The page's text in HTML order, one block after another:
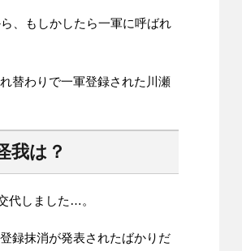
、もしかしたら一軍に呼ばれ
替わりで一軍登録された川瀬
我は？
代しました…。
録抹消が発表されたばかりだ